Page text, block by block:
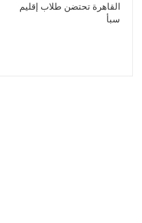
القاهرة تحتضن طلاب إقليم
سبأ